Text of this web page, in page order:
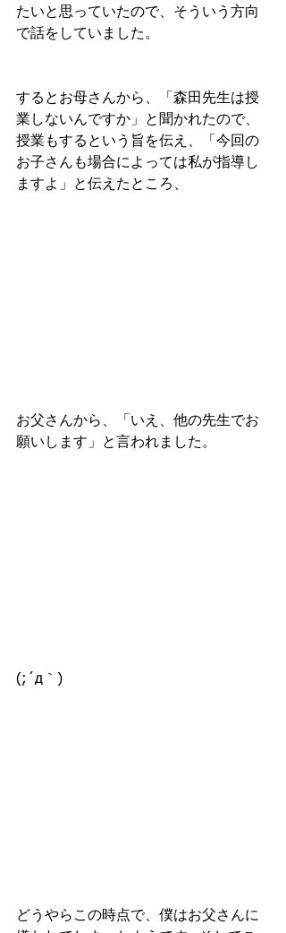
たいと思っていたので、そういう方向
で話をしていました。
するとお母さんから、「森田先生は授
業しないんですか」と聞かれたので、
授業もするという旨を伝え、「今回の
お子さんも場合によっては私が指導し
ますよ」と伝えたところ、
お父さんから、「いえ、他の先生でお
願いします」と言われました。
(;´д｀)
どうやらこの時点で、僕はお父さんに